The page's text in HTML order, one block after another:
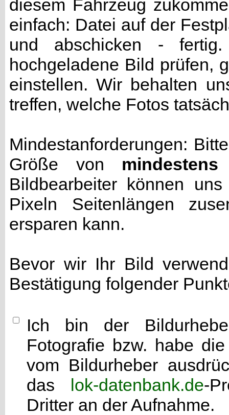
diesem Fahrzeug
einfach: Datei auf der
und abschicken -
hochgeladene Bild prüfen,
einstellen. Wir behalten
treffen, welche Fotos
Mindestanforderungen:
Größe von
Bildbearbeiter können
Pixeln Seitenlängen
ersparen kann.
Bevor wir Ihr Bild
Bestätigung folgender
Ich bin der
Fotografie bzw. habe
vom Bildurheber
das lok-datenbank.de-
Dritter an der Aufnahme.